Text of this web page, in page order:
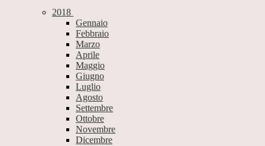
2018
Gennaio
Febbraio
Marzo
Aprile
Maggio
Giugno
Luglio
Agosto
Settembre
Ottobre
Novembre
Dicembre